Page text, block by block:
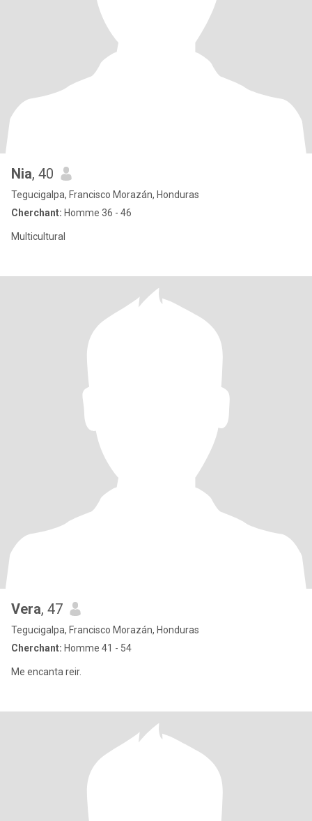
Nia, 40
Tegucigalpa, Francisco Morazán, Honduras
Cherchant: Homme 36 - 46
Multicultural
Vera, 47
Tegucigalpa, Francisco Morazán, Honduras
Cherchant: Homme 41 - 54
Me encanta reir.